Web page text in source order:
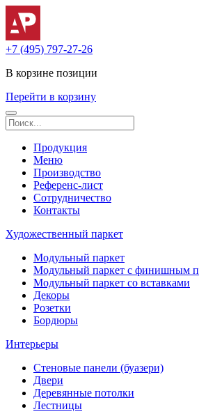
+7 (495) 797-27-26
В корзине позиции
Перейти в корзину
Продукция
Меню
Производство
Референс-лист
Сотрудничество
Контакты
Художественный паркет
Модульный паркет
Модульный паркет с финишным
Модульный паркет со вставками
Декоры
Розетки
Бордюры
Интерьеры
Стеновые панели (буазери)
Двери
Деревянные потолки
Лестницы